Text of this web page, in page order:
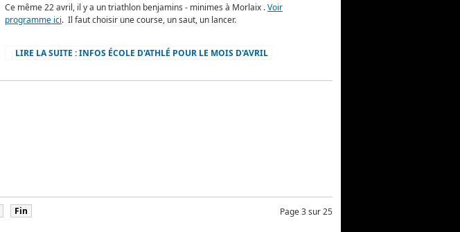
Ce même 22 avril, il y a un triathlon benjamins - minimes à Morlaix .Voir
programme ici. Il faut choisir une course, un saut, un lancer.
LIRE LA SUITE : INFOS ÉCOLE D'ATHLÉ POUR LE MOIS D'AVRIL
Page 3 sur 25
Fin